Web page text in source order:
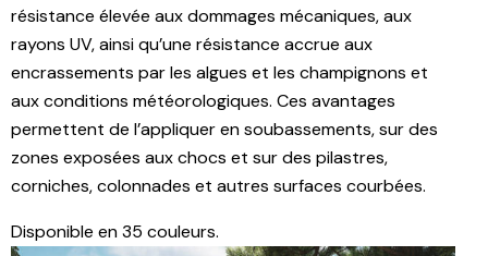
résistance élevée aux dommages mécaniques, aux
rayons UV, ainsi qu’une résistance accrue aux
encrassements par les algues et les champignons et
aux conditions météorologiques. Ces avantages
permettent de l’appliquer en soubassements, sur des
zones exposées aux chocs et sur des pilastres,
corniches, colonnades et autres surfaces courbées.
Disponible en 35 couleurs.